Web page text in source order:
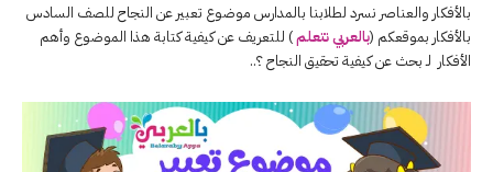
بالأفكار والعناصر نسرد لطلابنا بالمدارس موضوع تعبير عن النجاح للصف السادس
بالأفكار بموقعكم (بالعربي نتعلم) للتعريف عن كيفية كتابة هذا الموضوع وأهم
الأفكار لـ بحث عن كيفية تحقيق النجاح ؟..